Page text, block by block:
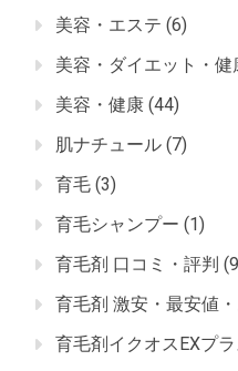
美容・エステ (6)
美容・ダイエット・健
美容・健康 (44)
肌ナチュール (7)
育毛 (3)
育毛シャンプー (1)
育毛剤 口コミ・評判
育毛剤 激安・最安値
育毛剤イクオスEXプ